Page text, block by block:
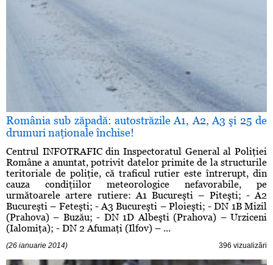
România sub zăpadă: autostrăzile A1, A2, A3 şi 25 de
drumuri naţionale închise!
Centrul INFOTRAFIC din Inspectoratul General al Poliţiei
Române a anuntat, potrivit datelor primite de la structurile
teritoriale de poliţie, că traficul rutier este întrerupt, din
cauza condiţiilor meteorologice nefavorabile, pe
următoarele artere rutiere: A1 Bucureşti – Piteşti; - A2
Bucureşti – Feteşti; - A3 Bucureşti – Ploieşti; - DN 1B Mizil
(Prahova) – Buzău; - DN 1D Albeşti (Prahova) – Urziceni
(Ialomiţa); - DN 2 Afumaţi (Ilfov) – ...
(26 ianuarie 2014) 396 vizualizări